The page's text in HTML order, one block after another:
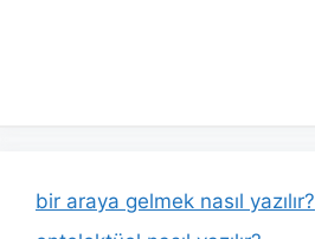
bir araya gelmek nasıl yazılır?